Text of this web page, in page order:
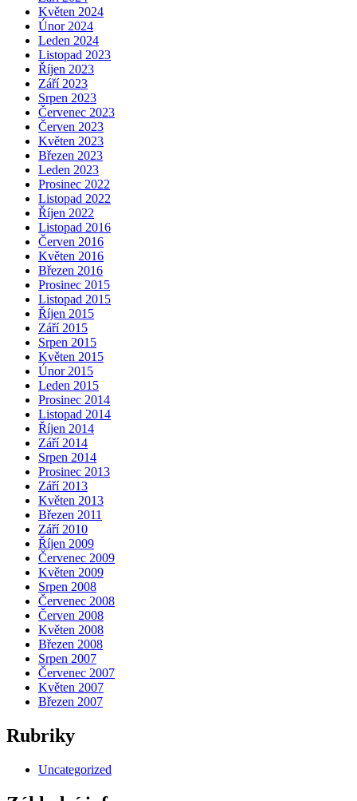
Květen 2024
Únor 2024
Leden 2024
Listopad 2023
Říjen 2023
Září 2023
Srpen 2023
Červenec 2023
Červen 2023
Květen 2023
Březen 2023
Leden 2023
Prosinec 2022
Listopad 2022
Říjen 2022
Listopad 2016
Červen 2016
Květen 2016
Březen 2016
Prosinec 2015
Listopad 2015
Říjen 2015
Září 2015
Srpen 2015
Květen 2015
Únor 2015
Leden 2015
Prosinec 2014
Listopad 2014
Říjen 2014
Září 2014
Srpen 2014
Prosinec 2013
Září 2013
Květen 2013
Březen 2011
Září 2010
Říjen 2009
Červenec 2009
Květen 2009
Srpen 2008
Červenec 2008
Červen 2008
Květen 2008
Březen 2008
Srpen 2007
Červenec 2007
Květen 2007
Březen 2007
Rubriky
Uncategorized